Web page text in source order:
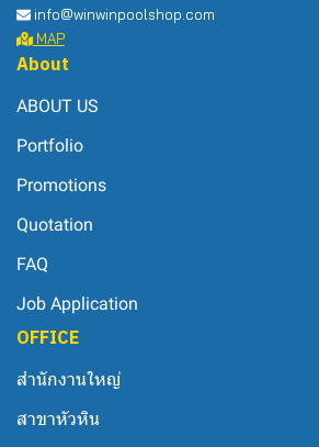
info@winwinpoolshop.com
MAP
About
ABOUT US
Portfolio
Promotions
Quotation
FAQ
Job Application
OFFICE
สำนักงานใหญ่
สาขาหัวหิน